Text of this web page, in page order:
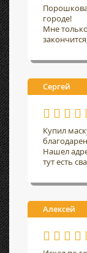
городе!
Мне
Сергей
Купил
Нашел
тут есть
Алексей